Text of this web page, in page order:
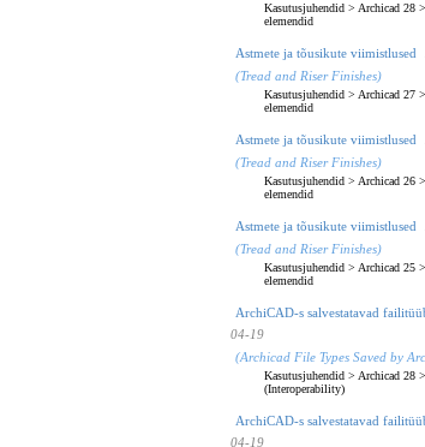
Kasutusjuhendid > Archicad 28 >
elemendid
Astmete ja tõusikute viimistlused
(Tread and Riser Finishes)
Kasutusjuhendid > Archicad 27 >
elemendid
Astmete ja tõusikute viimistlused
(Tread and Riser Finishes)
Kasutusjuhendid > Archicad 26 >
elemendid
Astmete ja tõusikute viimistlused
(Tread and Riser Finishes)
Kasutusjuhendid > Archicad 25 >
elemendid
ArchiCAD-s salvestatavad
04-19
(Archicad File Types Saved by
Kasutusjuhendid > Archicad 28 >
(Interoperability)
ArchiCAD-s salvestatavad
04-19